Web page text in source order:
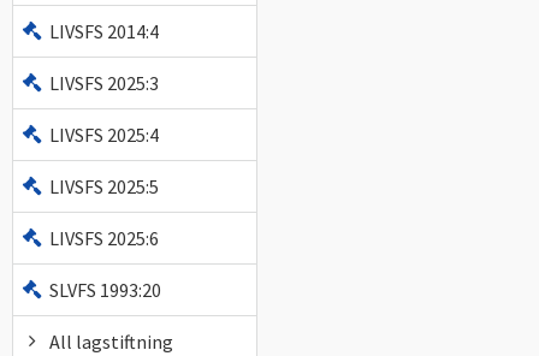
LIVSFS 2014:4
LIVSFS 2025:3
LIVSFS 2025:4
LIVSFS 2025:5
LIVSFS 2025:6
SLVFS 1993:20
All lagstiftning